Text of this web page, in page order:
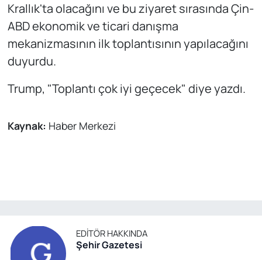
Krallık'ta olacağını ve bu ziyaret sırasında Çin-
ABD ekonomik ve ticari danışma
mekanizmasının ilk toplantısının yapılacağını
duyurdu.
Trump, "Toplantı çok iyi geçecek" diye yazdı.
Kaynak: Haber Merkezi
EDITÖR HAKKINDA
Şehir Gazetesi